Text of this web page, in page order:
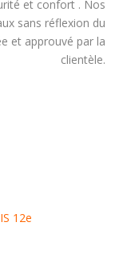
et confort . Nos
sans réflexion du
et approuvé par la
clientèle.
12e